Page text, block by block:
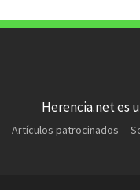
Herencia.net es
Artículos patrocinados